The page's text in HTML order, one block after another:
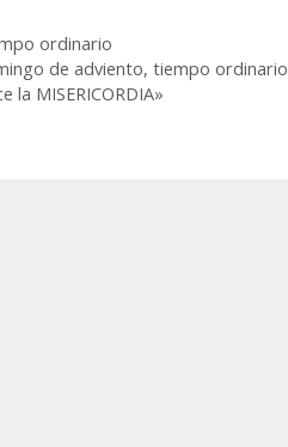
ordinario
de adviento,tiempo ordinario
la MISERICORDIA»